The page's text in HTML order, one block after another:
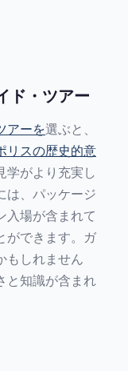
ド・ツアー
アーを選ぶと、
リスの歴史的意
学がより充実し
は、パッケージ
入場が含まれて
ができます。ガ
もしれません
と知識が含まれ